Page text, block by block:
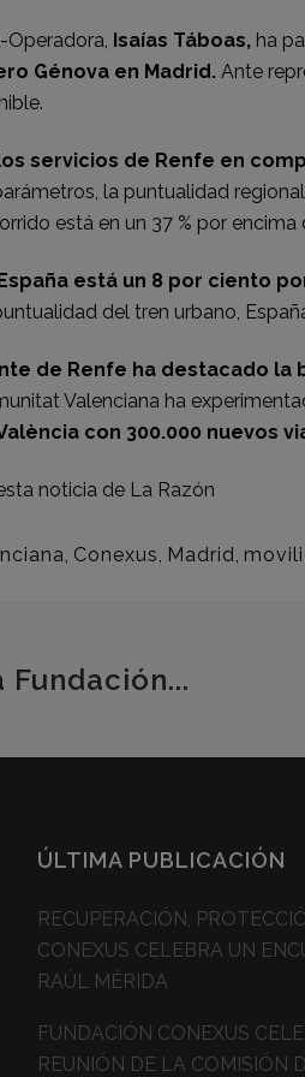
Operadora, Isaías Táboas, ha
Génova en Madrid. Ante
servicios de Renfe en
la puntualidad
está en un 37 % por encima
está un 8 por ciento
del tren urbano,
de Renfe ha destacado la
Valenciana ha
con 300.000 nuevos
noticia de La Razón
, Conexus, Madrid,
ÚLTIMA PUBLICACIÓN
RECUPERACIÓN,
CONEXUS CELEBRA UN
RAÚL MÉRIDA
FUNDACIÓN CONEXUS
REUNIÓN DE LA COMISIÓN